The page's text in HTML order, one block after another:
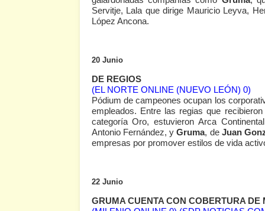
Servitje, Lala que dirige Mauricio Leyva,
López Ancona.
20 Junio
DE REGIOS
(EL NORTE ONLINE (NUEVO LEÓN) 0)
Pódium de campeones ocupan los
empleados. Entre las regias que
categoría Oro, estuvieron Arca
Antonio Fernández, yGruma, de Juan
empresas por promover estilos de vida
22 Junio
GRUMA CUENTA CON COBERTURA DE